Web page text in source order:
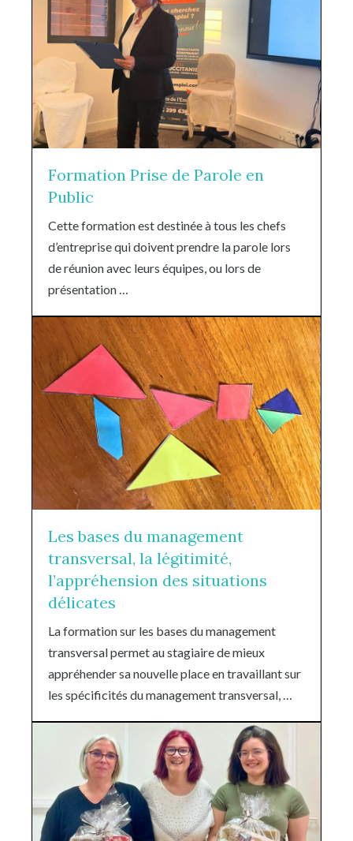
Formation Prise de Parole en
Public
Cette formation est destinée à tous les chefs
d’entreprise qui doivent prendre la parole lors
de réunion avec leurs équipes, ou lors de
présentation …
Les bases du management
transversal, la légitimité,
l’appréhension des situations
délicates
La formation sur les bases du management
transversal permet au stagiaire de mieux
appréhender sa nouvelle place en travaillant sur
les spécificités du management transversal, …